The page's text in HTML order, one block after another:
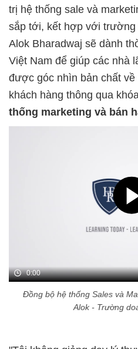
trị hệ thống sale và
sắp tới, kết hợp với trường
Alok Bharadwaj sẽ dành
Việt Nam để giúp các nhà
được góc nhìn bản chất về
khách hàng thông qua
thống marketing và bán
0:00
Đồng bộ hệ thống Sales và
Alok - Trường